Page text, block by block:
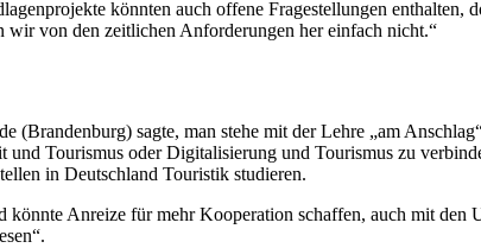
könnten auch offene Fragestellungen
wir von den zeitlichen Anforderungen her einfach nicht.“
(Brandenburg) sagte, man stehe mit der Lehre „am
Tourismus oder Digitalisierung und Tourismus zu
in Deutschland Touristik studieren.
Anreize für mehr Kooperation schaffen, auch mit den